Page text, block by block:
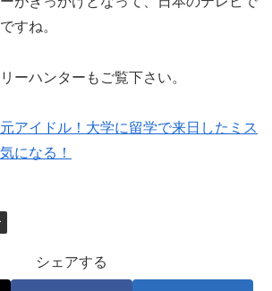
すね。
ーハンターもご覧下さい。
アイドル！大学に留学で来日したミス
になる！
シェアする